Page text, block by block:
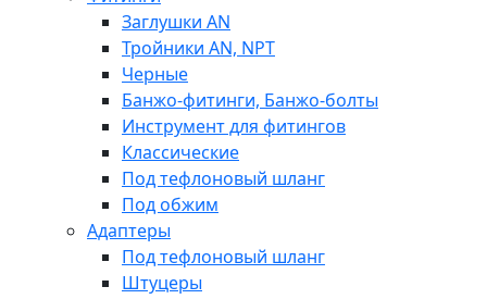
Заглушки AN
Тройники AN, NPT
Черные
Банжо-фитинги, Банжо-болты
Инструмент для фитингов
Классические
Под тефлоновый шланг
Под обжим
Адаптеры
Под тефлоновый шланг
Штуцеры